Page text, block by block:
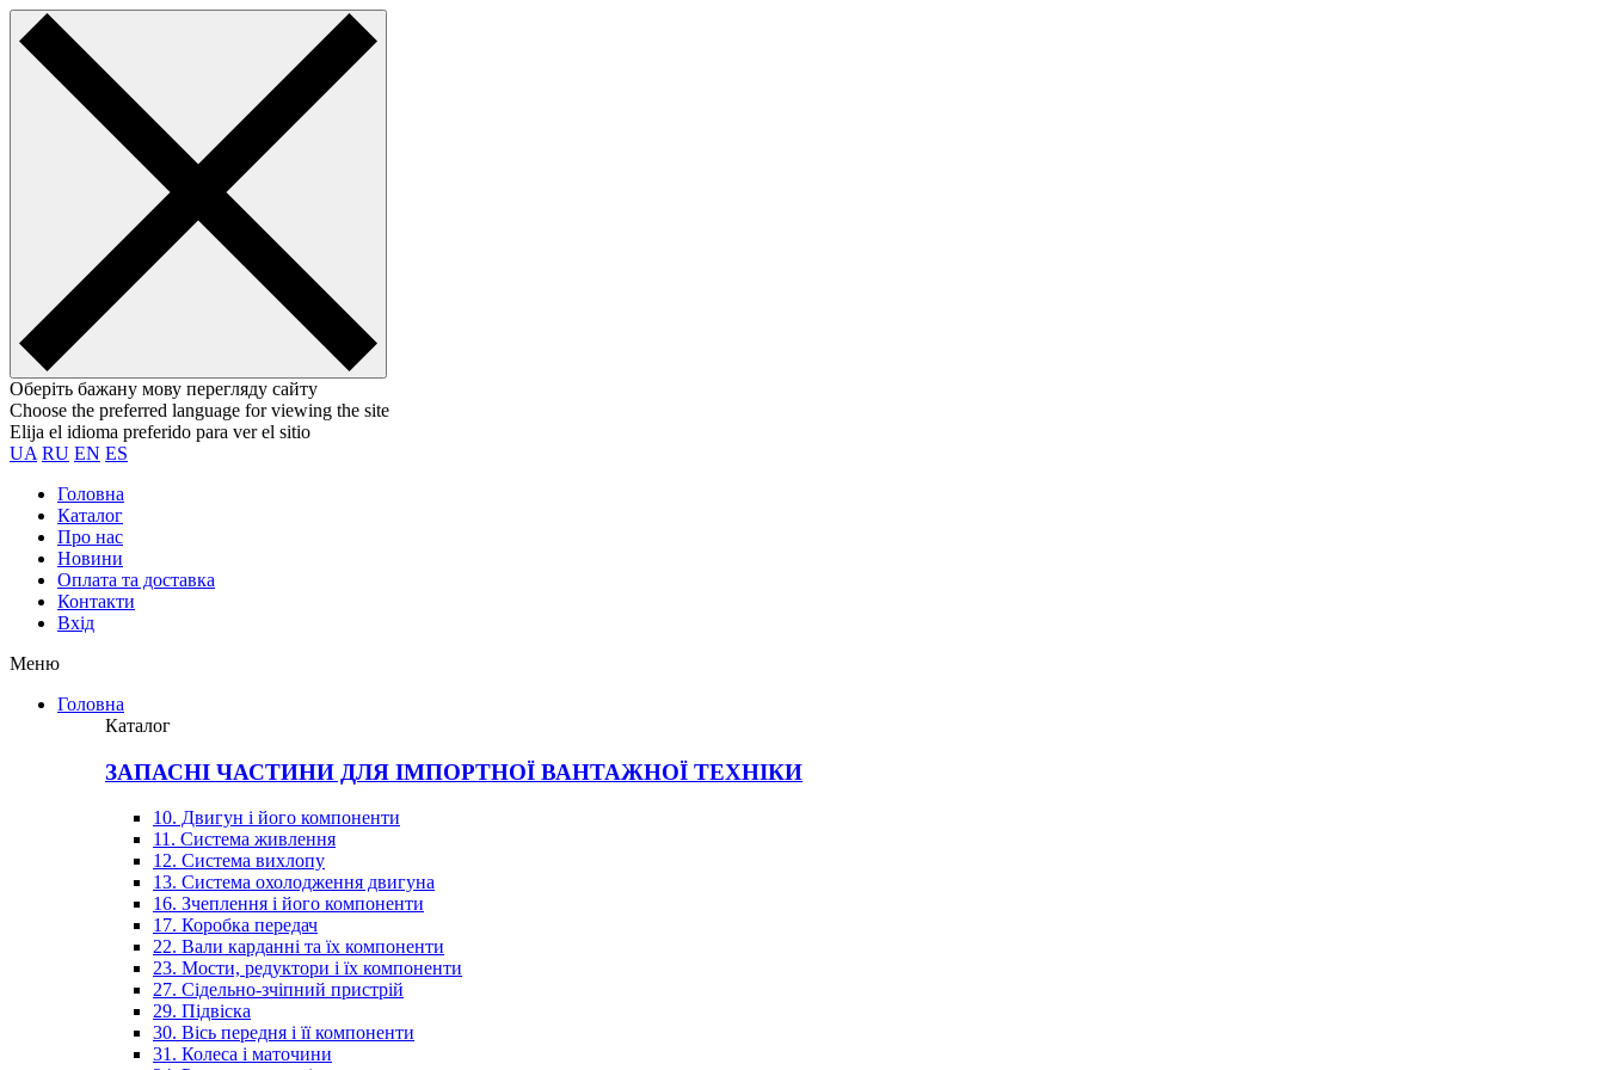
Оберіть бажану мову перегляду сайту
Choose the preferred language for viewing the site
Elija el idioma preferido para ver el sitio
UA RU EN ES
Головна
Каталог
Про нас
Новини
Оплата та доставка
Контакти
Вхiд
Меню
Головна
Каталог
ЗАПАСНІ ЧАСТИНИ ДЛЯ ІМПОРТНОЇ ВАНТАЖНОЇ ТЕХНІКИ
10. Двигун і його компоненти
11. Система живлення
12. Система вихлопу
13. Система охолодження двигуна
16. Зчеплення і його компоненти
17. Коробка передач
22. Вали карданні та їх компоненти
23. Мости, редуктори і їх компоненти
27. Сідельно-зчіпний пристрій
29. Підвіска
30. Вісь передня і її компоненти
31. Колеса і маточини